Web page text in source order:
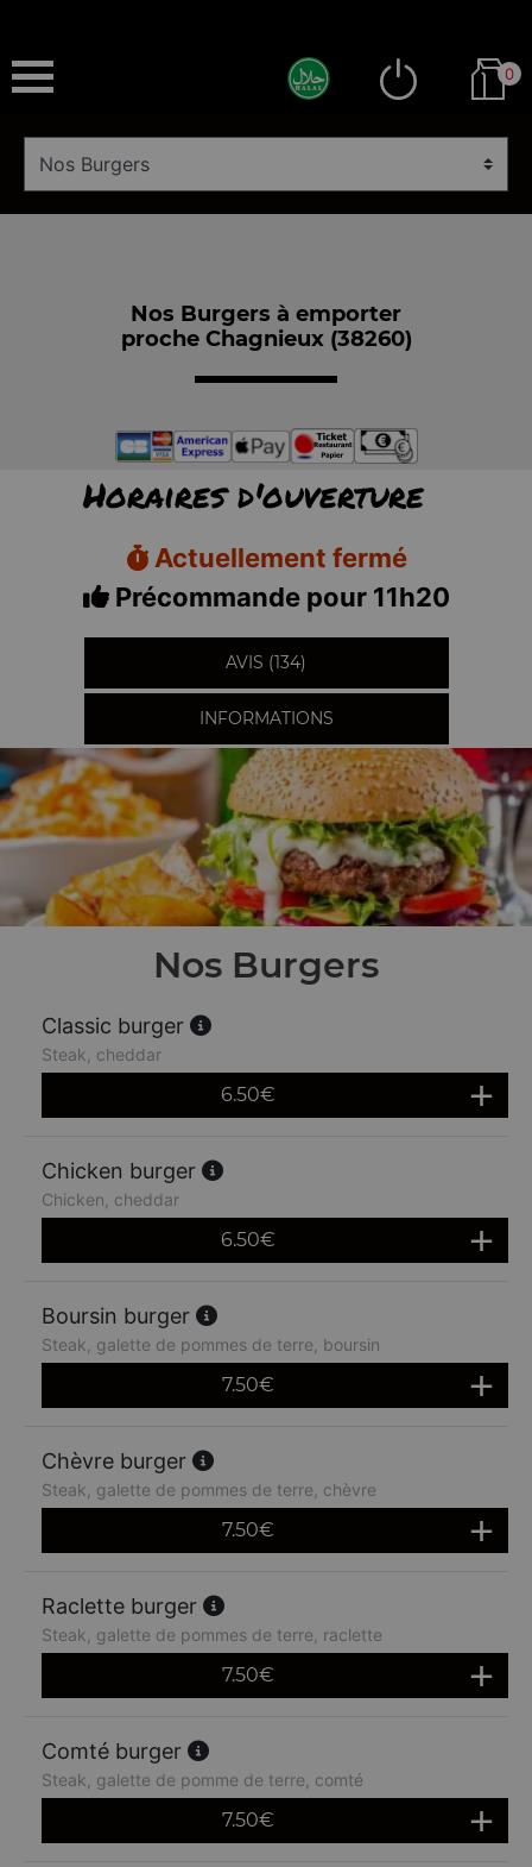
0
Nos Burgers à emporter
proche Chagnieux (38260)
Horaires d'ouverture
Actuellement fermé
Précommande pour 11h20
AVIS (134)
INFORMATIONS
Nos Burgers
Classic burger
Steak, cheddar
6.50€
Chicken burger
Chicken, cheddar
6.50€
Boursin burger
Steak, galette de pommes de terre, boursin
7.50€
Chèvre burger
Steak, galette de pommes de terre, chèvre
7.50€
Raclette burger
Steak, galette de pommes de terre, raclette
7.50€
Comté burger
Steak, galette de pomme de terre, comté
7.50€